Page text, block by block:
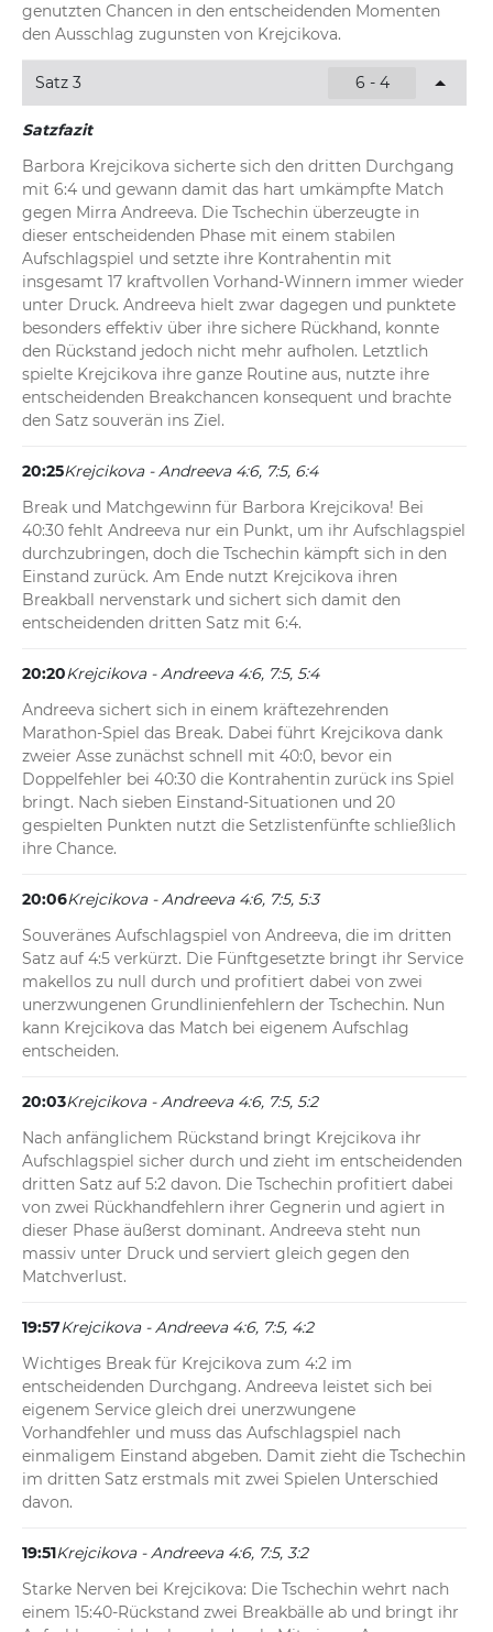
genutzten Chancen in den entscheidenden Momenten
den Ausschlag zugunsten von Krejcikova.
Satz 3 6 - 4
Satzfazit
Barbora Krejcikova sicherte sich den dritten Durchgang
mit 6:4 und gewann damit das hart umkämpfte Match
gegen Mirra Andreeva. Die Tschechin überzeugte in
dieser entscheidenden Phase mit einem stabilen
Aufschlagspiel und setzte ihre Kontrahentin mit
insgesamt 17 kraftvollen Vorhand-Winnern immer wieder
unter Druck. Andreeva hielt zwar dagegen und punktete
besonders effektiv über ihre sichere Rückhand, konnte
den Rückstand jedoch nicht mehr aufholen. Letztlich
spielte Krejcikova ihre ganze Routine aus, nutzte ihre
entscheidenden Breakchancen konsequent und brachte
den Satz souverän ins Ziel.
20:25Krejcikova - Andreeva 4:6, 7:5, 6:4
Break und Matchgewinn für Barbora Krejcikova! Bei
40:30 fehlt Andreeva nur ein Punkt, um ihr Aufschlagspiel
durchzubringen, doch die Tschechin kämpft sich in den
Einstand zurück. Am Ende nutzt Krejcikova ihren
Breakball nervenstark und sichert sich damit den
entscheidenden dritten Satz mit 6:4.
20:20Krejcikova - Andreeva 4:6, 7:5, 5:4
Andreeva sichert sich in einem kräftezehrenden
Marathon-Spiel das Break. Dabei führt Krejcikova dank
zweier Asse zunächst schnell mit 40:0, bevor ein
Doppelfehler bei 40:30 die Kontrahentin zurück ins Spiel
bringt. Nach sieben Einstand-Situationen und 20
gespielten Punkten nutzt die Setzlistenfünfte schließlich
ihre Chance.
20:06Krejcikova - Andreeva 4:6, 7:5, 5:3
Souveränes Aufschlagspiel von Andreeva, die im dritten
Satz auf 4:5 verkürzt. Die Fünftgesetzte bringt ihr Service
makellos zu null durch und profitiert dabei von zwei
unerzwungenen Grundlinienfehlern der Tschechin. Nun
kann Krejcikova das Match bei eigenem Aufschlag
entscheiden.
20:03Krejcikova - Andreeva 4:6, 7:5, 5:2
Nach anfänglichem Rückstand bringt Krejcikova ihr
Aufschlagspiel sicher durch und zieht im entscheidenden
dritten Satz auf 5:2 davon. Die Tschechin profitiert dabei
von zwei Rückhandfehlern ihrer Gegnerin und agiert in
dieser Phase äußerst dominant. Andreeva steht nun
massiv unter Druck und serviert gleich gegen den
Matchverlust.
19:57Krejcikova - Andreeva 4:6, 7:5, 4:2
Wichtiges Break für Krejcikova zum 4:2 im
entscheidenden Durchgang. Andreeva leistet sich bei
eigenem Service gleich drei unerzwungene
Vorhandfehler und muss das Aufschlagspiel nach
einmaligem Einstand abgeben. Damit zieht die Tschechin
im dritten Satz erstmals mit zwei Spielen Unterschied
davon.
19:51Krejcikova - Andreeva 4:6, 7:5, 3:2
Starke Nerven bei Krejcikova: Die Tschechin wehrt nach
einem 15:40-Rückstand zwei Breakbälle ab und bringt ihr